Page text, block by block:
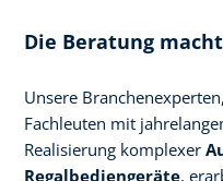
Die Beratung
Unsere
Fachleuten mit
Realisierung komplexer
Regalbediengeräte,